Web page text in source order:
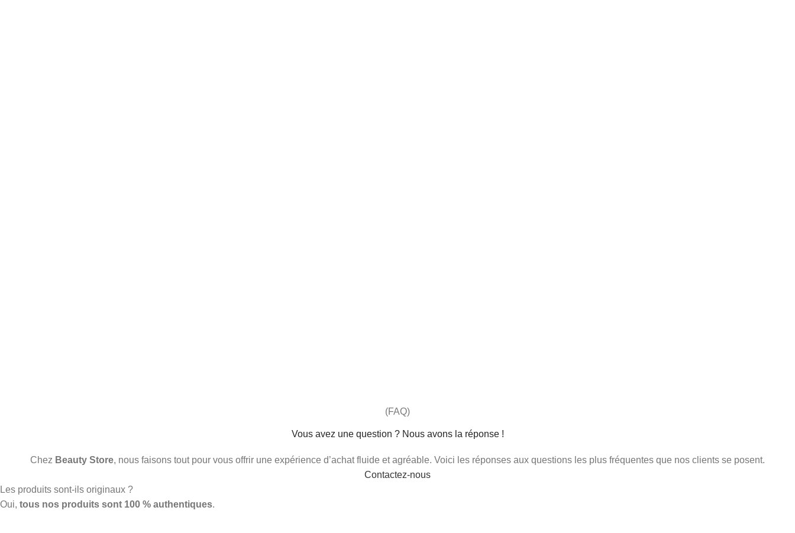
(FAQ)
Vous avez une question ? Nous avons la réponse !
Chez Beauty Store, nous faisons tout pour vous offrir une expérience d’achat fluide et agréable. Voici les réponses aux questions les plus fréquentes que nos clients se posent.
Contactez-nous
Les produits sont-ils originaux ?
Oui, tous nos produits sont 100 % authentiques.